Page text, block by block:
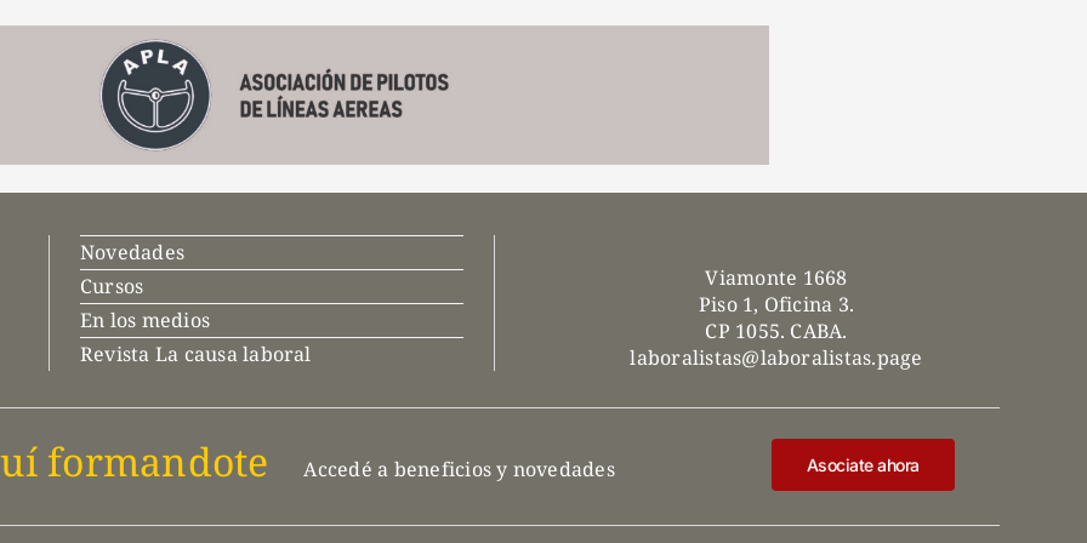
Novedades
Cursos
En los medios
Revista La causa laboral
Viamonte 1668
Piso 1, Oficina 3.
CP 1055. CABA.
laboralistas@laboralistas.page
formandote Accedé a beneficios y novedades Asociate ahora